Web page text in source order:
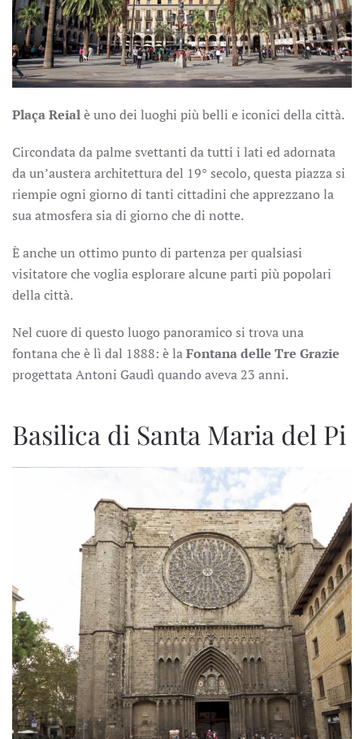
Plaça Reialè uno dei luoghi più belli e iconici della città.
Circondata da palme svettanti da tutti i lati ed adornata
da un’austera architettura del 19° secolo, questa piazza si
riempie ogni giorno di tanti cittadini che apprezzano la
sua atmosfera sia di giorno che di notte.
È anche un ottimo punto di partenza per qualsiasi
visitatore che voglia esplorare alcune parti più popolari
della città.
Nel cuore di questo luogo panoramico si trova una
fontana che è lì dal 1888: è laFontana delle Tre Grazie
progettata Antoni Gaudì quando aveva 23 anni.
Basilica di Santa Maria del Pi